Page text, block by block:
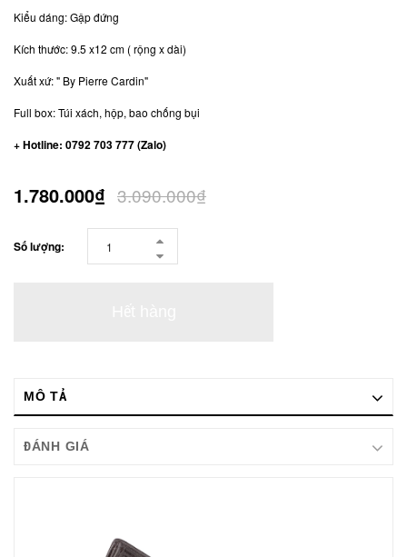
Kiểu dáng: Gập đứng
Kích thước: 9.5 x12 cm ( rộng x dài)
Xuất xứ: " By Pierre Cardin"
Full box: Túi xách, hộp, bao chống bụi
+ Hotline: 0792 703 777 (Zalo)
1.780.000₫ 3.090.000₫
Số lượng:
MÔ TẢ
ĐÁNH GIÁ